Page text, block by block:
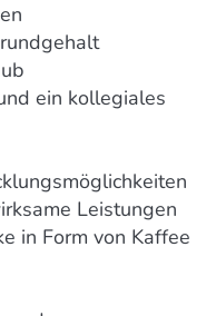
ein kollegiales
Leistungen
in Form von Kaffee